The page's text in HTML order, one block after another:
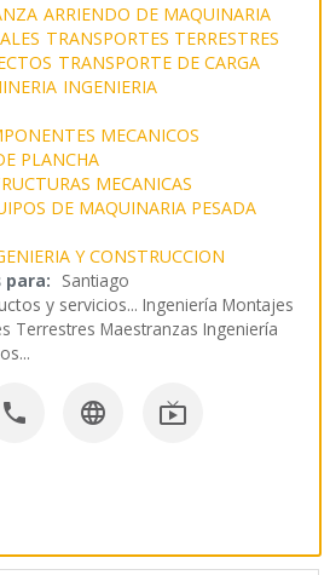
ARRIENDO DE MAQUINARIA
TRANSPORTES TERRESTRES
TRANSPORTE DE CARGA
INGENIERIA
MECANICOS
PLANCHA
MECANICAS
DE MAQUINARIA PESADA
Y CONSTRUCCION
para: Santiago
y servicios...Ingeniería Montajes
Terrestres Maestranzas Ingeniería
...
  